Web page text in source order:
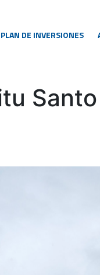
PLAN DE INVERSIONES